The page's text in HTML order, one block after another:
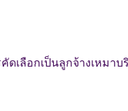
เลือกเป็นลูกจ้างเหมา